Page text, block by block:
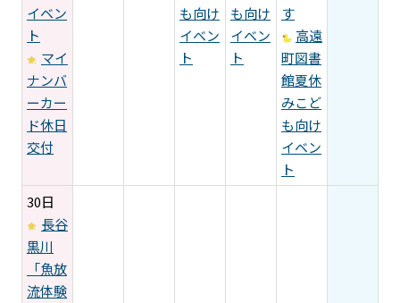
イベン
ト
マイ
ナンバ
ーカー
ド休日
交付
も向け
イベン
ト
も向け
イベン
ト
す
高遠
町図書
館夏休
みこど
も向け
イベン
ト
30日
長谷
黒川
「魚放
流体験